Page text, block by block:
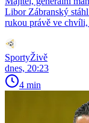
Libor Zábranský
rukou právě ve
SportyŽivě
dnes, 20:23
4 min